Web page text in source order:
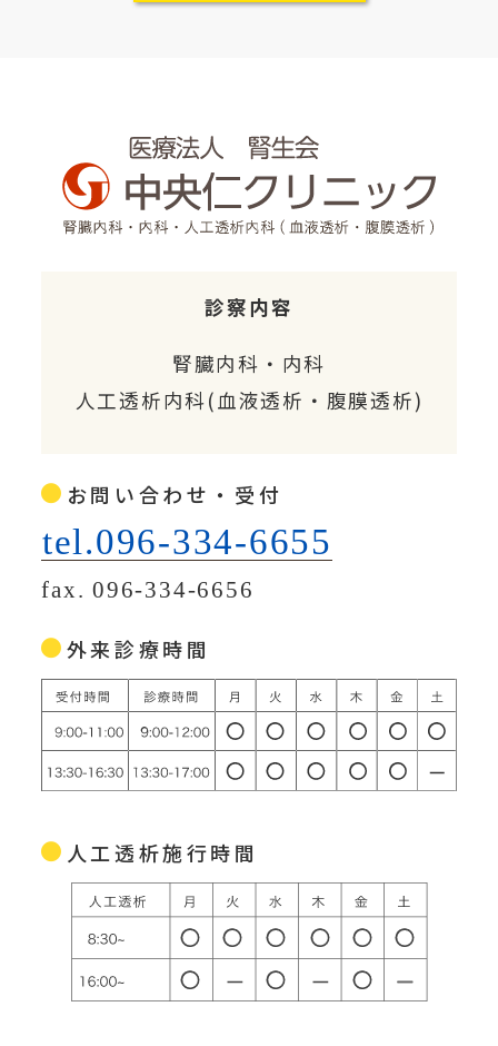
診察内容
腎臓内科・内科
人工透析内科(血液透析・腹膜透析)
お問い合わせ・受付
tel.096-334-6655
fax. 096-334-6656
外来診療時間
人工透析施行時間